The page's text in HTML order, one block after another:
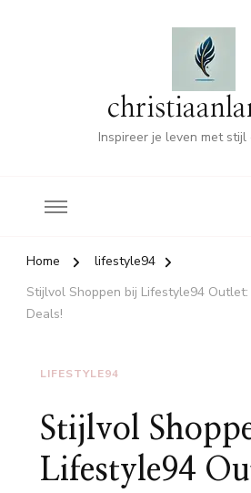
Inspireer je leven met stijl
Home
lifestyle94
Stijlvol Shoppen bij Lifestyle94
Deals!
LIFESTYLE94
Stijlvol
Lifestyle94